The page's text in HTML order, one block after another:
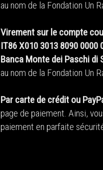
au nom de la Fondation Un
Virement sur le compte
IT86 X010 3013 8090 0000
Banca Monte dei Paschi di
au nom de la Fondation Un
Par carte de crédit ou
page de paiement. Ainsi,
paiement en parfaite